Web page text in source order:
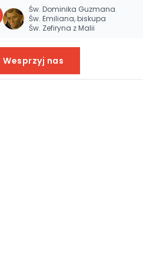
Św. Dominika Guzmana
Św. Emiliana, biskupa
Św. Zefiryna z Malii
Wesprzyj nas